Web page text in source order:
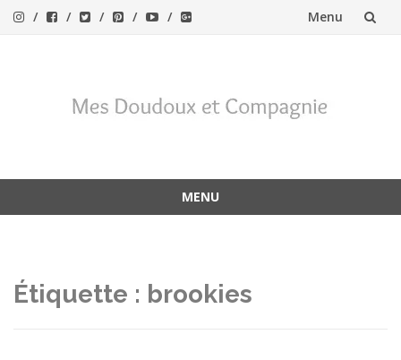
Menu
MENU
Étiquette : brookies